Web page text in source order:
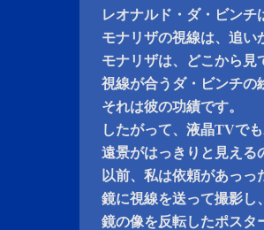
レオナルド・ダ・ビン
モナリザの視線は、追い
モナリザは、どこから見
視線が合うダ・ビンチの
それは彼の功績です。
したがって、液晶TVで
遠景がはっきりと見える
以前、私は依頼があっ
鏡に視線を送って撮影し
鏡の像を反転したポスタ